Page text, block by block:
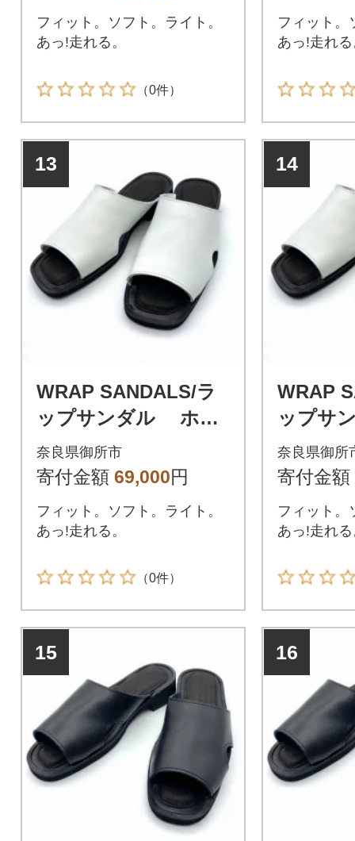
フィット。ソフト。ライト。
あっ!走れる。
（0件）
フィット。
あっ!走れ
13
WRAP SANDALS/ラ
ップサンダル ホワ
イト×ブラック 26(2
6.0～26.5cm)
奈良県御所市
寄付金額 69,000円
フィット。ソフト。ライト。
あっ!走れる。
（0件）
14
WRAP
ップサ
イト×
7.0～
奈良県御所
寄付金額
フィット。
あっ!走れ
15 16